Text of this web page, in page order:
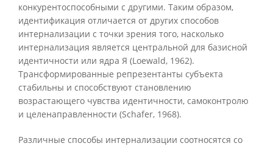
конкурентоспособными с другими. Таким образом,
идентификация отличается от других способов
интернализации с точки зрения того, насколько
интернализация является центральной для базисной
идентичности или ядра Я (Loewald, 1962).
Трансформированные репрезентанты субъекта
стабильны и способствуют становлению
возрастающего чувства идентичности, самоконтролю
и целенаправленности (Schafer, 1968).
Различные способы интернализации соотносятся со